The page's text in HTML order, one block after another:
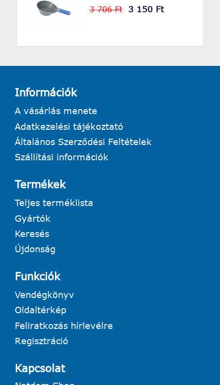
3 706 Ft 3 150 Ft
Információk
A vásárlás menete
Adatkezelési tájékoztató
Általános Szerződési Feltételek
Szállítási információk
Termékek
Teljes terméklista
Gyártók
Keresés
Újdonság
Funkciók
Vendégkönyv
Oldaltérkép
Feliratkozás hírlevélre
Regisztráció
Kapcsolat